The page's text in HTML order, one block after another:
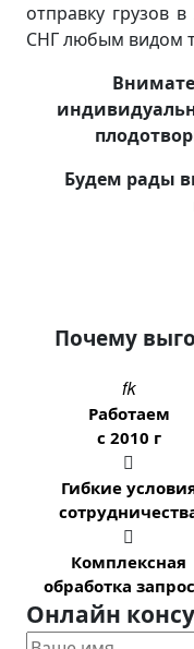
отправку грузов
СНГ любым видом
Будем рады
Почему

Работаем
с 2010 г

Гибкие

Комплексная
обработка
Онлайн